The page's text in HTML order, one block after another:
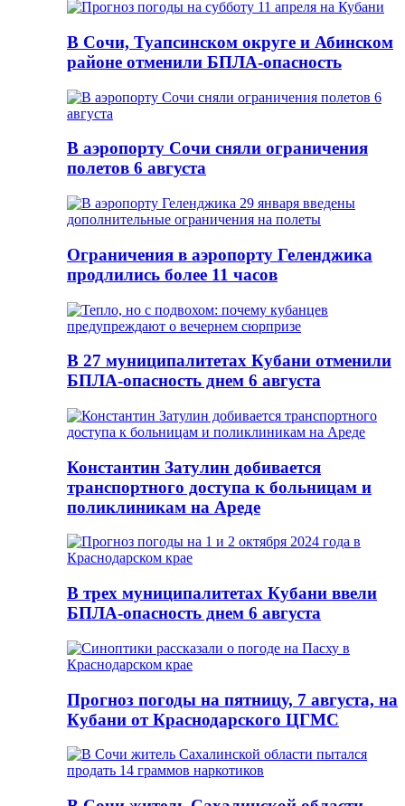
В Сочи, Туапсинском округе и Абинском
районе отменили БПЛА-опасность
В аэропорту Сочи сняли ограничения
полетов 6 августа
Ограничения в аэропорту Геленджика
продлились более 11 часов
В 27 муниципалитетах Кубани отменили
БПЛА-опасность днем 6 августа
Константин Затулин добивается
транспортного доступа к больницам и
поликлиникам на Ареде
В трех муниципалитетах Кубани ввели
БПЛА-опасность днем 6 августа
Прогноз погоды на пятницу, 7 августа, на
Кубани от Краснодарского ЦГМС